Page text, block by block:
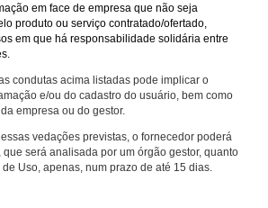
em face de empresa que não seja
produto ou serviço contratado/ofertado,
em que há responsabilidade solidária entre
condutas acima listadas pode implicar o
e/ou do cadastro do usuário, bem como
empresa ou do gestor.
vedações previstas, o fornecedor poderá
será analisada por um órgão gestor, quanto
Uso, apenas, num prazo de até 15 dias.